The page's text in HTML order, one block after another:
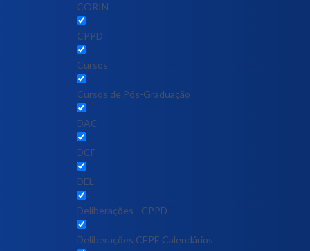
CORIN
CPPD
Cursos
Cursos de Pós-Graduação
DAC
DCF
DEL
Deliberações - CPPD
Deliberações CEPE Calendários